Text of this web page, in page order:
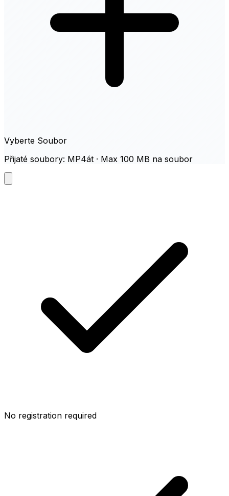
Vyberte Soubor
Přijaté soubory: MP4át · Max 100 MB na soubor
No registration required